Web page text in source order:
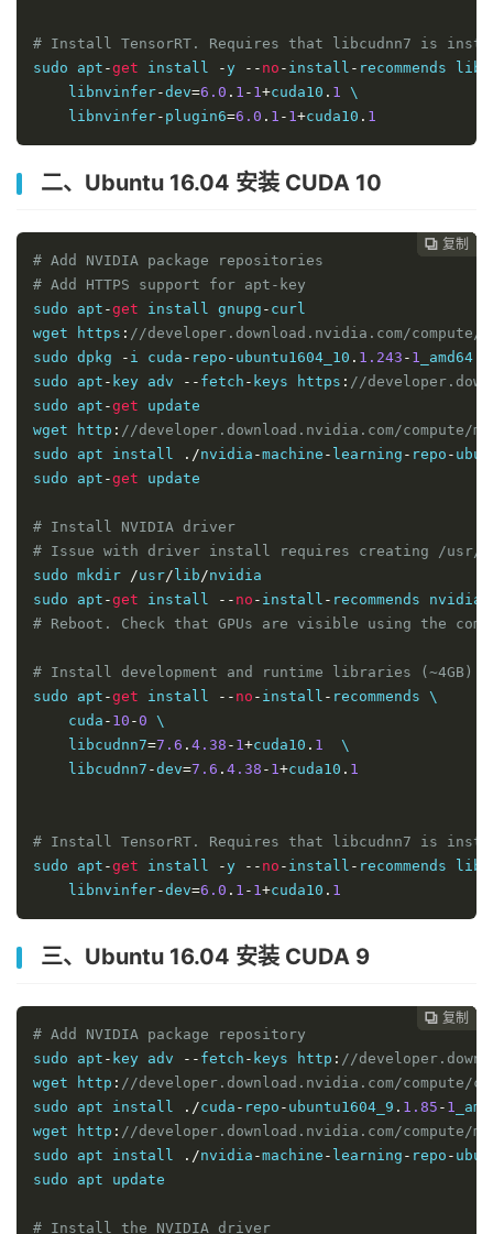
# Install TensorRT. Requires that libcudnn7 is
sudo apt -get install -y -- no - install - recommends
    libnvinfer
-dev=6.0 . 1 - 1 +cuda10 . 1
\
    libnvinfer
- plugin6=6.0 . 1 - 1 +cuda10 . 1
二、Ubuntu 16.04 安装 CUDA 10
 复制
 复制
 复制
 复制
 复制
# Add NVIDIA package repositories
# Add HTTPS support for apt-key
sudo apt -get install gnupg - curl
wget https : //developer.download.nvidia.com/compute/
sudo dpkg
- i cuda - repo - ubuntu1604_10 . 1.243 - 1 _amd64
sudo apt - key adv -- fetch - keys https : //
sudo apt -get update
wget http : //developer.download.nvidia.com/compute/
sudo apt install
./nvidia -machine - learning - repo -
sudo apt -get update
# Install NVIDIA driver
# Issue with driver install requires creating /usr/
sudo mkdir
/usr/ lib /nvidia
sudo apt -get install -- no - install - recommends nvidia
# Reboot. Check that GPUs are visible using the
# Install development and runtime libraries (~4GB)
sudo apt -get install -- no - install - recommends \
    cuda
- 10 -0 \
    libcudnn7
=7.6 . 4.38 - 1 +cuda10 . 1
  \
    libcudnn7
-dev=7.6 . 4.38 - 1 +cuda10 . 1
# Install TensorRT. Requires that libcudnn7 is
sudo apt -get install -y -- no - install - recommends
    libnvinfer
-dev=6.0 . 1 - 1 +cuda10 . 1
三、Ubuntu 16.04 安装 CUDA 9
 复制
 复制
 复制
 复制
# Add NVIDIA package repository
sudo apt - key adv -- fetch - keys http : //
wget http : //developer.download.nvidia.com/compute/
sudo apt install
./cuda - repo - ubuntu1604_9 . 1.85 - 1
wget http : //developer.download.nvidia.com/compute/
sudo apt install
./nvidia -machine - learning - repo -
sudo apt update
# Install the NVIDIA driver